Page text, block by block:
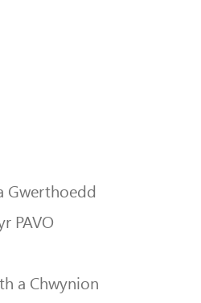
Gwerthoedd
PAVO
a Chwynion